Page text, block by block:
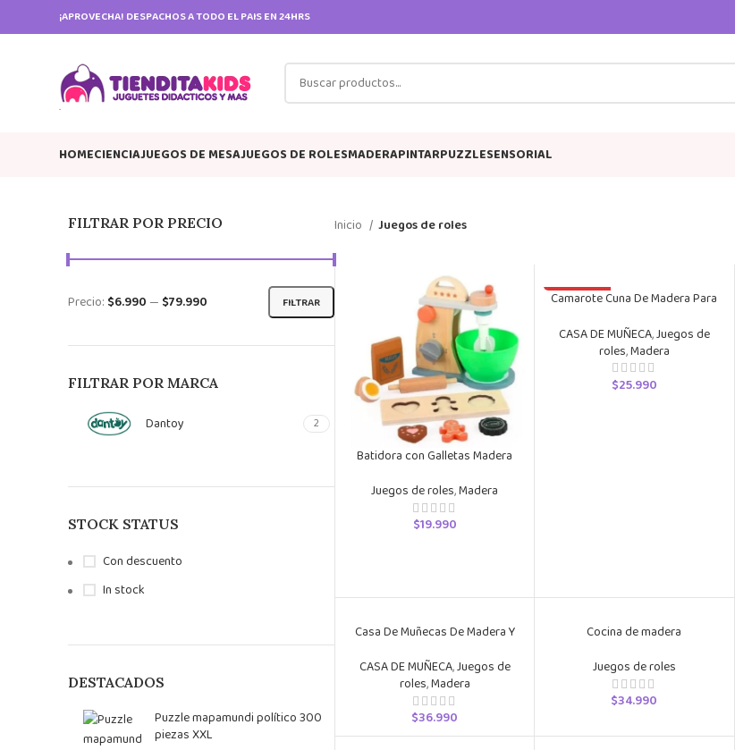
¡APROVECHA! DESPACHOS A TODO EL PAIS EN 24HRS
HOMECIENCIAJUEGOS DE MESAJUEGOS DE ROLESMADERAPINTARPUZZLESENSORIAL
FILTRAR POR PRECIO
FILTRAR
Precio: $6.990 — $79.990
FILTRAR POR MARCA
Dantoy 2
STOCK STATUS
Con descuento
In stock
DESTACADOS
Puzzle mapamundi político 300
piezas XXL
Inicio Juegos de roles
Batidora con Galletas Madera
Juegos de roles,Madera
$19.990
AGOTADO
Camarote Cuna De Madera Para
CASA DE MUÑECA,Juegos de
roles,Madera
$25.990
Casa De Muñecas De Madera Y
CASA DE MUÑECA,Juegos de
roles,Madera
$36.990
Cocina de madera
Juegos de roles
$34.990